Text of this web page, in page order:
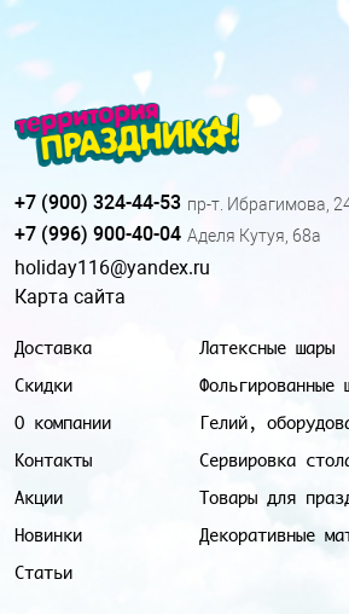
Доставка
Скидки
О компании
Контакты
Акции
Новинки
Статьи
Латексные шары
Фольгированные
Гелий,
Сервировка
Товары для
Декоративные
+7 (900) 324-44-53 пр-т. Ибрагимова,
+7 (996) 900-40-04 Аделя Кутуя, 68а
holiday116@yandex.ru
Карта сайта